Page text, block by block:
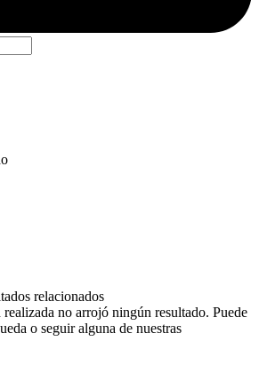
relacionados
no arrojó ningún resultado. Puede
o seguir alguna de nuestras